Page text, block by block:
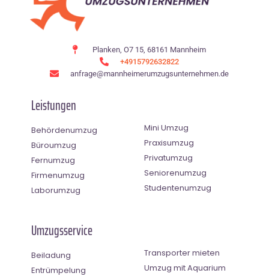
Planken, O7 15, 68161 Mannheim
+4915792632822
anfrage@mannheimerumzugsunternehmen.de
Leistungen
Behördenumzug
Büroumzug
Fernumzug
Firmenumzug
Laborumzug
Mini Umzug
Praxisumzug
Privatumzug
Seniorenumzug
Studentenumzug
Umzugsservice
Beiladung
Entrümpelung
Transporter mieten
Umzug mit Aquarium